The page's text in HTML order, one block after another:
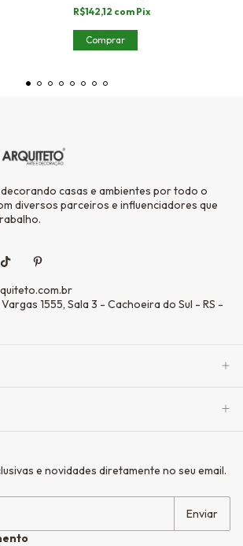
R$142,12 com Pix
Comprar
decorando casas e ambientes por todo o
diversos parceiros e influenciadores que
1555, Sala 3 - Cachoeira do Sul - RS -
e novidades diretamente no seu email.